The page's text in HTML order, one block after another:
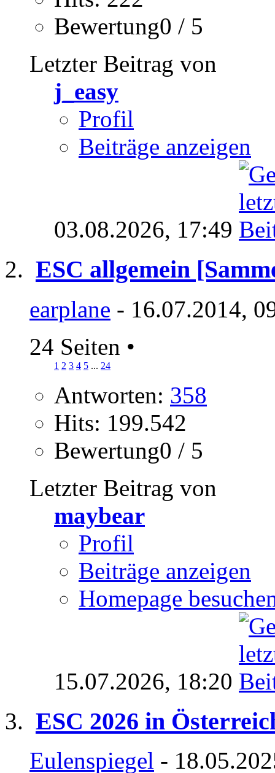
Bewertung0 / 5
Letzter Beitrag von
j_easy
Profil
Beiträge anzeigen
03.08.2026, 17:49
ESC allgemein
earplane - 16.07.2014,
24 Seiten •
1 2 3 4 5 ... 24
Antworten: 358
Hits: 199.542
Bewertung0 / 5
Letzter Beitrag von
maybear
Profil
Beiträge anzeigen
Homepage
15.07.2026, 18:20
ESC 2026 in
Eulenspiegel -